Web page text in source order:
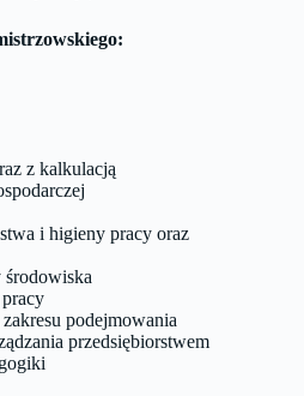
z kalkulacją
i higieny pracy oraz
środowiska
podejmowania
przedsiębiorstwem